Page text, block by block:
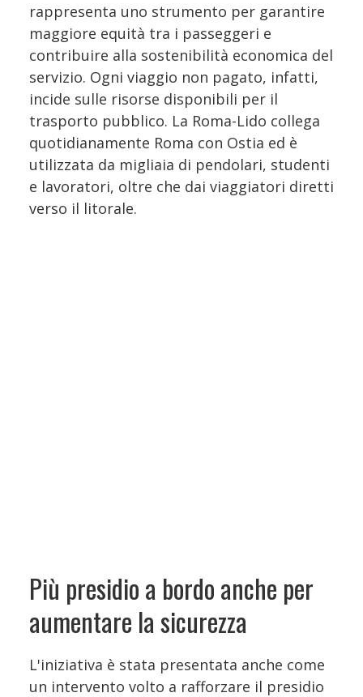
rappresenta uno strumento per garantire
maggiore equità tra i passeggeri e
contribuire alla sostenibilità economica del
servizio. Ogni viaggio non pagato, infatti,
incide sulle risorse disponibili per il
trasporto pubblico. La Roma-Lido collega
quotidianamente Roma con Ostia ed è
utilizzata da migliaia di pendolari, studenti
e lavoratori, oltre che dai viaggiatori diretti
verso il litorale.
Più presidio a bordo anche per
aumentare la sicurezza
L'iniziativa è stata presentata anche come
un intervento volto a rafforzare il presidio